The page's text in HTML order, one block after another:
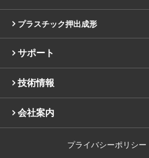
プラスチック押出成形
サポート
技術情報
会社案内
プライバシーポリシー